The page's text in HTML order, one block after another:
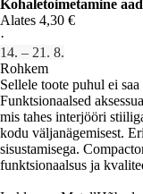
Kohaletoimetamine
Alates 4,30 €
·
14. – 21. 8.
Rohkem
Sellele toote puhul ei
Funktsionaalsed
mis tahes interjööri
kodu väljanägemisest.
sisustamisega.
funktsionaalsus ja